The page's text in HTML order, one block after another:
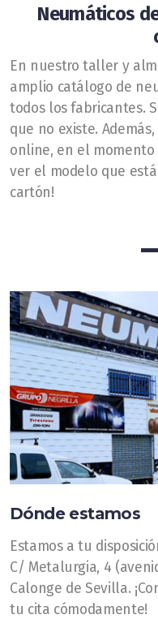
Neumáticos
En nuestro taller y
amplio catálogo de
todos los fabricantes.
que no existe.
online, en el
ver el modelo que
cartón!
Dónde estamos
Estamos a tu
C/ Metalurgia, 4
Calonge de Sevilla.
tu cita cómodamente!